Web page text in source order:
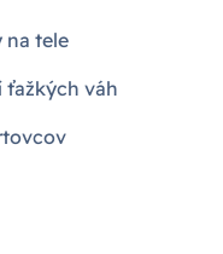
na tele
ťažkých váh